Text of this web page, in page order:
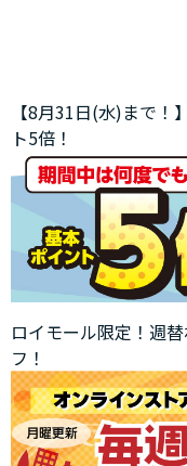
【8月31日(水)まで
ト5倍！
ロイモール限定！週
フ！